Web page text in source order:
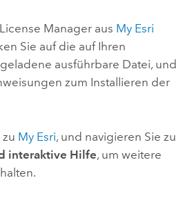
Manageraus My Esri
Sie auf die auf Ihren
ausführbare Datei, und
zum Installieren der
My Esri, und navigieren Sie zu
interaktive Hilfe, um weitere